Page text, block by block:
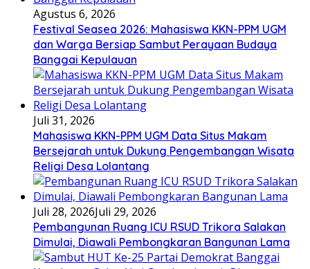
Agustus 6, 2026
Festival Seasea 2026: Mahasiswa KKN-PPM UGM
dan Warga Bersiap Sambut Perayaan Budaya
Banggai Kepulauan
Juli 31, 2026
Mahasiswa KKN-PPM UGM Data Situs Makam
Bersejarah untuk Dukung Pengembangan Wisata
Religi Desa Lolantang
Juli 28, 2026Juli 29, 2026
Pembangunan Ruang ICU RSUD Trikora Salakan
Dimulai, Diawali Pembongkaran Bangunan Lama